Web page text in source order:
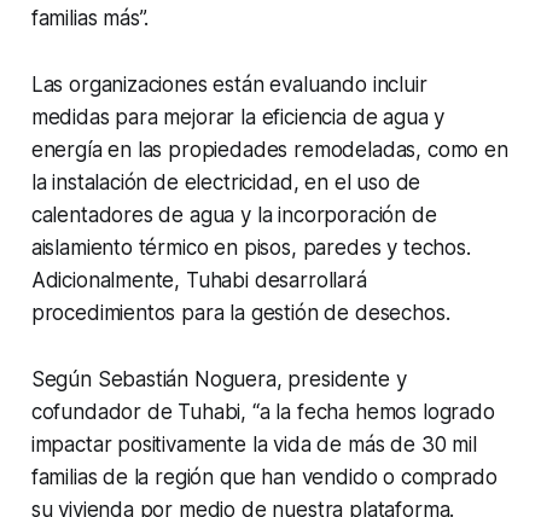
familias más”.
Las organizaciones están evaluando incluir
medidas para mejorar la eficiencia de agua y
energía en las propiedades remodeladas, como en
la instalación de electricidad, en el uso de
calentadores de agua y la incorporación de
aislamiento térmico en pisos, paredes y techos.
Adicionalmente, Tuhabi desarrollará
procedimientos para la gestión de desechos.
Según Sebastián Noguera, presidente y
cofundador de Tuhabi, “a la fecha hemos logrado
impactar positivamente la vida de más de 30 mil
familias de la región que han vendido o comprado
su vivienda por medio de nuestra plataforma.